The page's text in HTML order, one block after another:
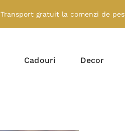
Transport gratuit la comenzi de
Cadouri Decor